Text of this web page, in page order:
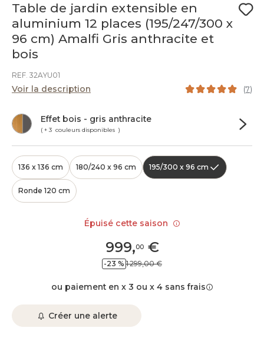
Table de jardin extensible en
aluminium 12 places (195/247/300 x
96 cm) Amalfi Gris anthracite et
bois
REF. 32AYU01
Voir la description (7)
Effet bois - gris anthracite
( + 3 couleurs disponibles )
136 x 136 cm 180/240 x 96 cm 195/300 x 96 cm
Ronde 120 cm
999,00€
-23 % 1 299,00 €
ou paiement en x 3 ou x 4 sans frais
Créer une alerte